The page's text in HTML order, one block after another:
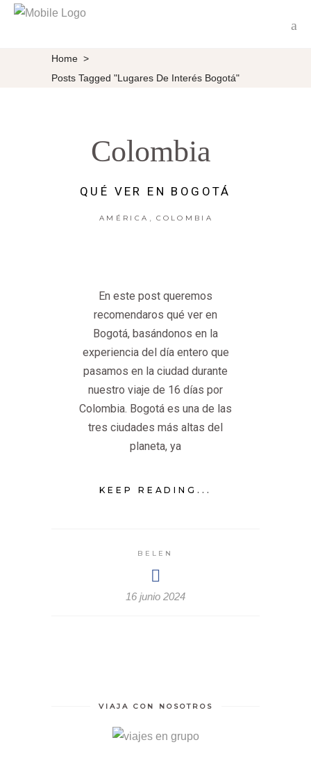
Home >
Posts Tagged "lugares De Interés Bogotá"
Colombia
QUÉ VER EN BOGOTÁ
AMÉRICA COLOMBIA
En este post queremos
recomendaros qué ver en
Bogotá, basándonos en la
experiencia del día entero que
pasamos en la ciudad durante
nuestro viaje de 16 días por
Colombia. Bogotá es una de las
tres ciudades más altas del
planeta, ya
KEEP READING...
BELEN
16 junio 2024
VIAJA CON NOSOTROS